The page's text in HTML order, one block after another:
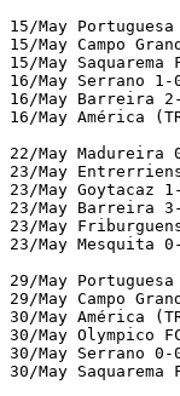
15/May
15/May Campo
15/May
16/May Serrano 1-
16/May Barreira
16/May América
22/May Madureira
23/May
23/May Goytacaz
23/May Barreira
23/May
23/May Mesquita
29/May
29/May Campo
30/May América
30/May Olympico
30/May Serrano 0-
30/May